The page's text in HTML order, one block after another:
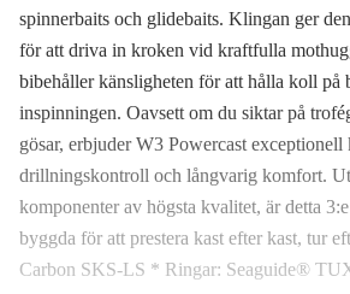
spinnerbaits och glidebaits. Klingan ger
för att driva in kroken vid kraftfulla
bibehåller känsligheten för att hålla koll på
inspinningen. Oavsett om du siktar på
gösar, erbjuder W3 Powercast exceptionell
drillningskontroll och långvarig komfort.
komponenter av högsta kvalitet, är detta
byggda för att prestera kast efter kast, tur
Carbon SKS-LS * Ringar: Seaguide®